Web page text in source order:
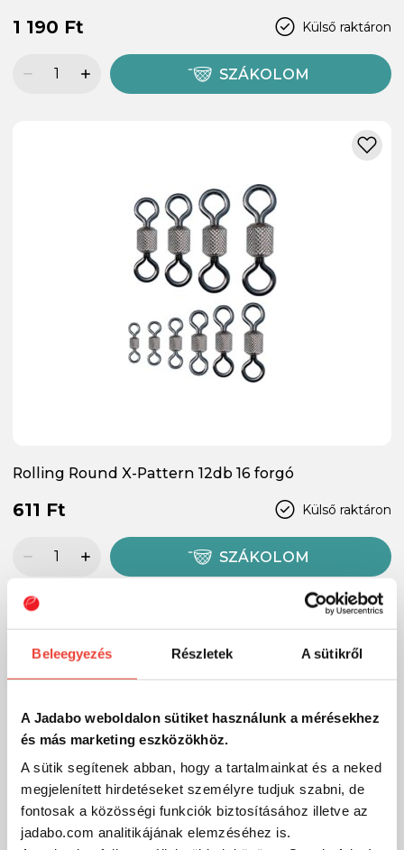
Beleegyezés Részletek A sütikről
A Jadabo weboldalon sütiket használunk a mérésekhez
és más marketing eszközökhöz.
A sütik segítenek abban, hogy a tartalmainkat és a neked
megjelenített hirdetéseket személyre tudjuk szabni, de
fontosak a közösségi funkciók biztosításához illetve az
jadabo.com analitikájának elemzéséhez is.
Külső raktáron
1 190 Ft
SZÁKOLOM
Rolling Round X-Pattern 12db 16 forgó
Külső raktáron
611 Ft
SZÁKOLOM